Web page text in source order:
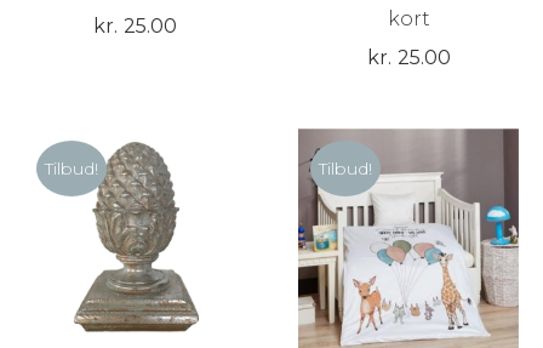
kr. 25.00
kort
kr. 25.00
Tilbud! Tilbud!